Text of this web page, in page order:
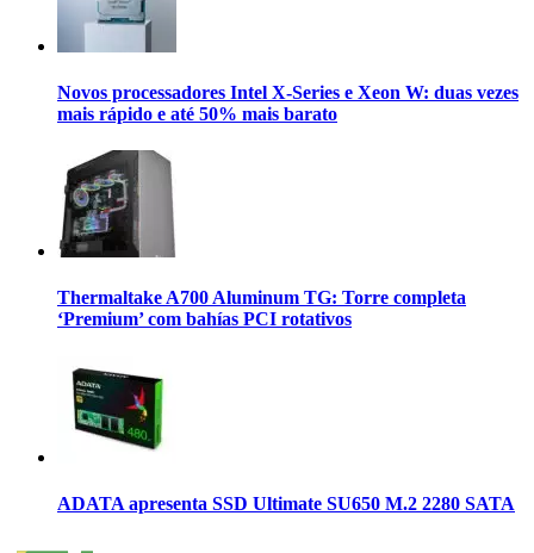
Novos processadores Intel X-Series e Xeon W: duas vezes
mais rápido e até 50% mais barato
Thermaltake A700 Aluminum TG: Torre completa
‘Premium’ com bahías PCI rotativos
ADATA apresenta SSD Ultimate SU650 M.2 2280 SATA